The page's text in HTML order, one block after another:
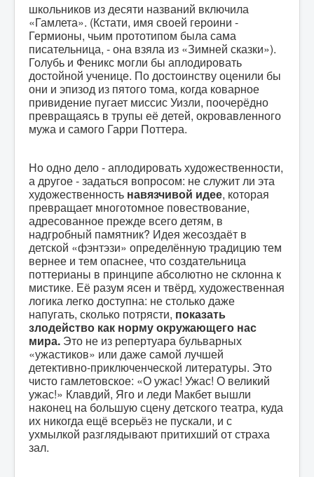
школьников из десяти названий включила
«Гамлета». (Кстати, имя своей героини -
Гермионы, чьим прототипом была сама
писательница, - она взяла из «Зимней сказки»).
Голубь и Феникс могли бы аплодировать
достойной ученице. По достоинству оценили бы
они и эпизод из пятого тома, когда коварное
привидение пугает миссис Уизли, поочерёдно
превращаясь в трупы её детей, окровавленного
мужа и самого Гарри Поттера.
Но одно дело - аплодировать художественности,
а другое - задаться вопросом: не служит ли эта
художественность навязчивой идее, которая
превращает многотомное повествование,
адресованное прежде всего детям, в
надгробный памятник? Идея жесоздаёт в
детской «фэнтэзи» определённую традицию тем
вернее и тем опаснее, что создательница
поттерианы в принципе абсолютно не склонна к
мистике. Её разум ясен и твёрд, художественная
логика легко доступна: не столько даже
напугать, сколько потрясти, показать
злодейство как норму окружающего нас
мира. Это не из репертуара бульварных
«ужастиков» или даже самой лучшей
детективно-приключенческой литературы. Это
чисто гамлетовское: «О ужас! Ужас! О великий
ужас!» Клавдий, Яго и леди Макбет вышли
наконец на большую сцену детского театра, куда
их никогда ещё всерьёз не пускали, и с
ухмылкой разглядывают притихший от страха
зал.